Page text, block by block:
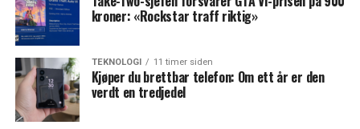
kroner: «Rockstar traff riktig»
TEKNOLOGI 11 timer siden
Kjøper du brettbar telefon: Om ett år er den
verdt en tredjedel